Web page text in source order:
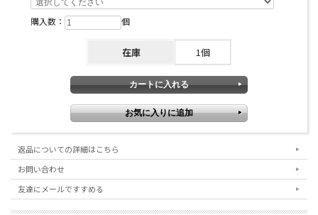
購入数： 個
在庫 1個
返品についての詳細はこちら
お問い合わせ
友達にメールですすめる